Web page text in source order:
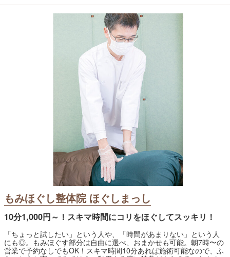
もみほぐし整体院 ほぐしまっし
10分1,000円～！スキマ時間にコリをほぐしてスッキリ！
「ちょっと試したい」という人や、「時間があまりない」という人
にも◎。もみほぐす部分は自由に選べ、おまかせも可能。朝7時〜の
営業で予約なしでもOK！スキマ時間10分あれば施術可能なので、ふ